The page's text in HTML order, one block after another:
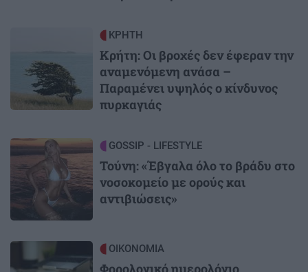
ΚΡΗΤΗ
Κρήτη: Οι βροχές δεν έφεραν την
αναμενόμενη ανάσα –
Παραμένει υψηλός ο κίνδυνος
πυρκαγιάς
Image GOSSIP - LIFESTYLE
Τούνη: «Έβγαλα όλο το βράδυ στο
νοσοκομείο με ορούς και
αντιβιώσεις»
ΟΙΚΟΝΟΜΙΑ